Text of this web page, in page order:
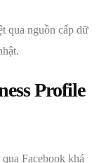
qua nguồn cấp dữ
Profile
Facebook khá